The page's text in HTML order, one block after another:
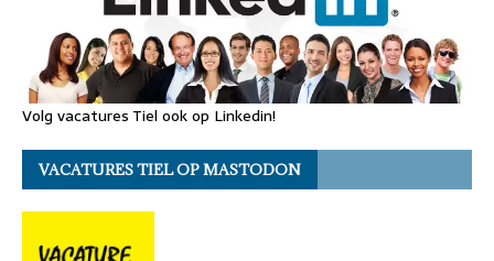
Volg vacatures Tiel ook op Linkedin!
VACATURES TIEL OP MASTODON